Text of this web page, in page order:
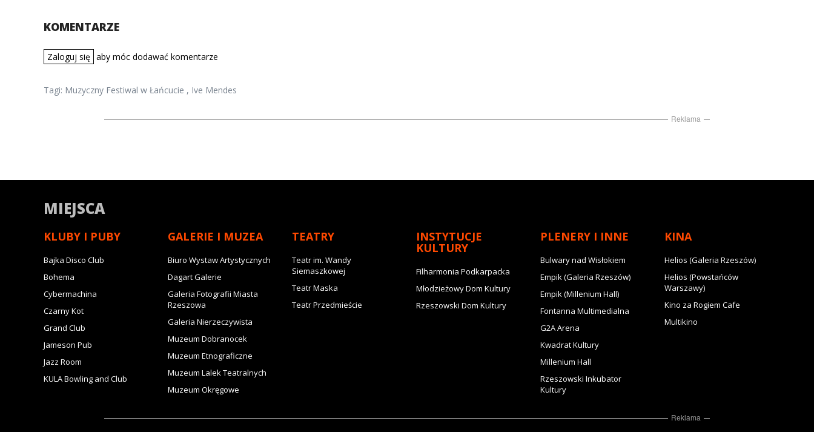
KOMENTARZE
Zaloguj się aby móc dodawać komentarze
Tagi: Muzyczny Festiwal w Łańcucie , Ive Mendes
Reklama
MIEJSCA
KLUBY I PUBY
Bajka Disco Club
Bohema
Cybermachina
Czarny Kot
Grand Club
Jameson Pub
Jazz Room
KULA Bowling and Club
GALERIE I MUZEA
Biuro Wystaw Artystycznych
Dagart Galerie
Galeria Fotografii Miasta
Rzeszowa
Galeria Nierzeczywista
Muzeum Dobranocek
Muzeum Etnograficzne
Muzeum Lalek Teatralnych
Muzeum Okręgowe
TEATRY
Teatr im. Wandy
Siemaszkowej
Teatr Maska
Teatr Przedmieście
INSTYTUCJE
KULTURY
Filharmonia Podkarpacka
Młodzieżowy Dom Kultury
Rzeszowski Dom Kultury
PLENERY I INNE
Bulwary nad Wisłokiem
Empik (Galeria Rzeszów)
Empik (Millenium Hall)
Fontanna Multimedialna
G2A Arena
Kwadrat Kultury
Millenium Hall
Rzeszowski Inkubator
Kultury
KINA
Helios (Galeria Rzeszów)
Helios (Powstańców
Warszawy)
Kino za Rogiem Cafe
Multikino
Reklama